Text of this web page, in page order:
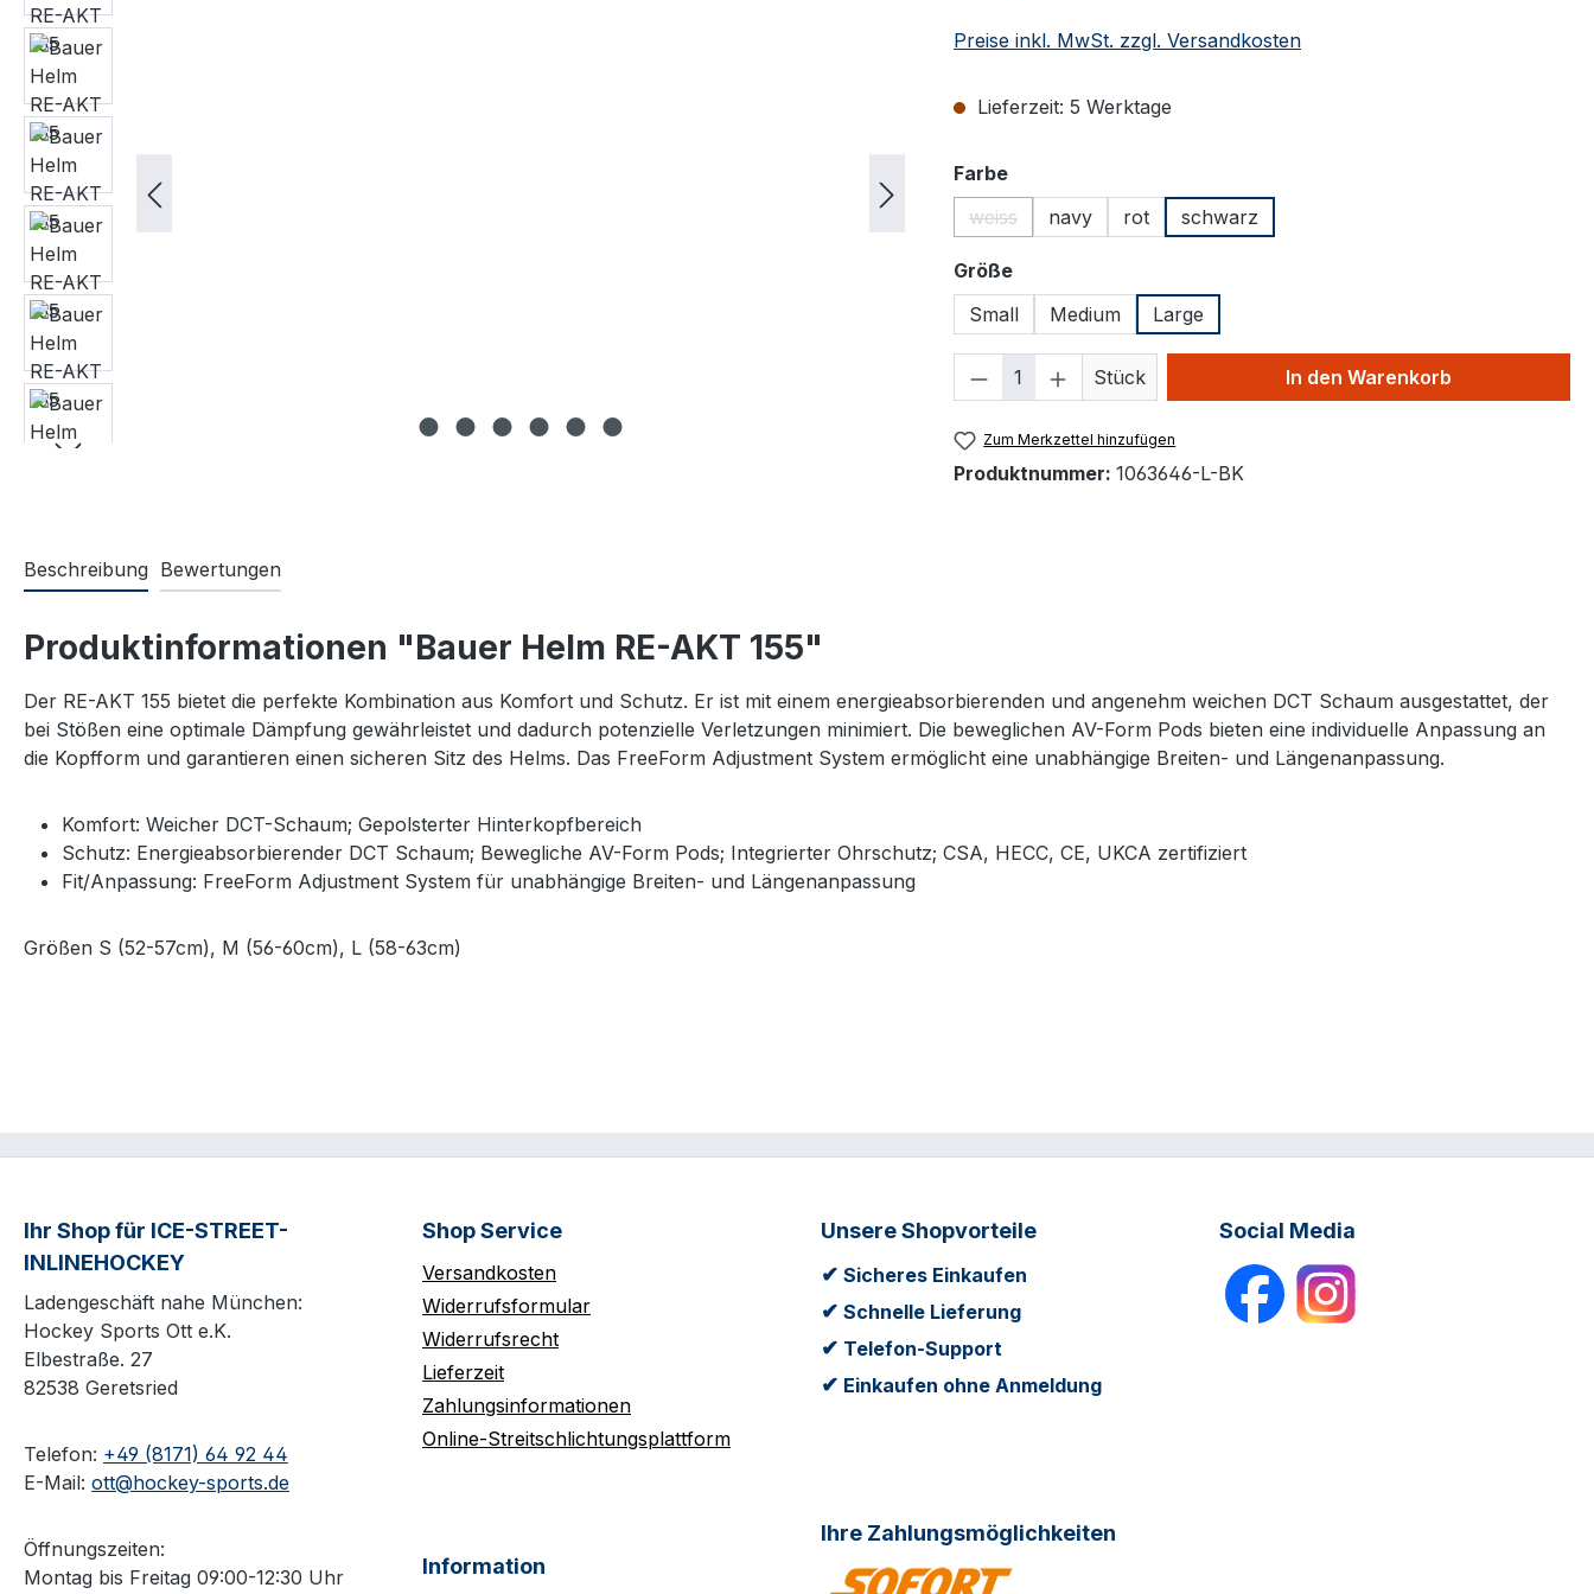
Preise inkl. MwSt. zzgl. Versandkosten
Lieferzeit: 5 Werktage
Farbeauswählen
weiss
(Diese Option ist zurzeit nicht verfügbar.)
navy rot schwarz
Größeauswählen
Small
Medium Large
Produkt Anzahl: Gib den gewünschten Wert
Stück In den Warenkorb
Zum Merkzettel hinzufügen
Produktnummer: 1063646-L-BK
Beschreibung Bewertungen
Produktinformationen "Bauer Helm RE-AKT 155"
Der RE-AKT 155 bietet die perfekte Kombination aus Komfort und Schutz. Er ist mit einem energieabsorbierenden und angenehm weichen DCT Schaum ausgestattet, der
bei Stößen eine optimale Dämpfung gewährleistet und dadurch potenzielle Verletzungen minimiert. Die beweglichen AV-Form Pods bieten eine individuelle Anpassung an
die Kopfform und garantieren einen sicheren Sitz des Helms. Das FreeForm Adjustment System ermöglicht eine unabhängige Breiten- und Längenanpassung.
Komfort: Weicher DCT-Schaum; Gepolsterter Hinterkopfbereich
Schutz: Energieabsorbierender DCT Schaum; Bewegliche AV-Form Pods; Integrierter Ohrschutz; CSA, HECC, CE, UKCA zertifiziert
Fit/Anpassung: FreeForm Adjustment System für unabhängige Breiten- und Längenanpassung
Größen S (52-57cm), M (56-60cm), L (58-63cm)
Ihr Shop für ICE-STREET-
INLINEHOCKEY
Ladengeschäft nahe München:
Hockey Sports Ott e.K.
Elbestraße. 27
82538 Geretsried
Telefon: +49 (8171) 64 92 44
E-Mail: ott@hockey-sports.de
Öffnungszeiten:
Montag bis Freitag 09:00-12:30 Uhr
Shop Service
Versandkosten
Widerrufsformular
Widerrufsrecht
Lieferzeit
Zahlungsinformationen
Online-Streitschlichtungsplattform
Information
Unsere Shopvorteile
✔ Sicheres Einkaufen
✔ Schnelle Lieferung
✔ Telefon-Support
✔ Einkaufen ohne Anmeldung
Ihre Zahlungsmöglichkeiten
Social Media